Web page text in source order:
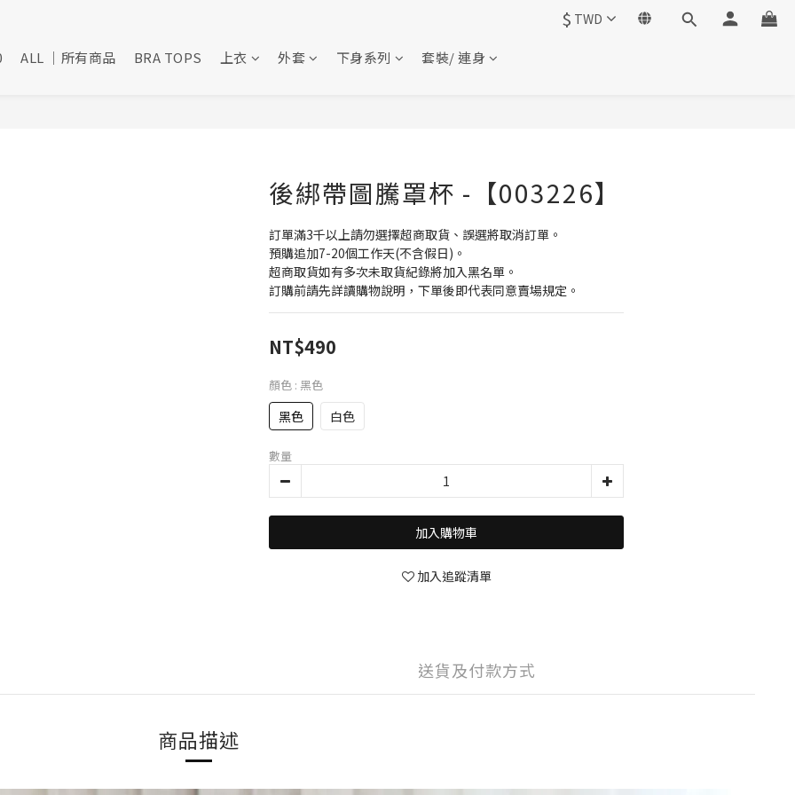
$ TWD
ALL ｜所有商品 BRA TOPS 上衣 外套 下身系列 套裝/ 連身
後綁帶圖騰罩杯 -【003226】
訂單滿3千以上請勿選擇超商取貨、誤選將取消訂單。
預購追加7-20個工作天(不含假日)。
超商取貨如有多次未取貨紀錄將加入黑名單。
訂購前請先詳讀購物說明，下單後即代表同意賣場規定。
NT$490
顏色 : 黑色
黑色 白色
數量
加入購物車
加入追蹤清單
送貨及付款方式
商品描述